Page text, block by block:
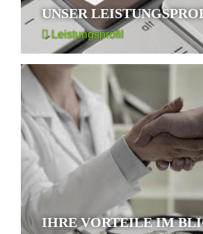
UNSER
Leistungsprofil
IHRE VORTEILE IM